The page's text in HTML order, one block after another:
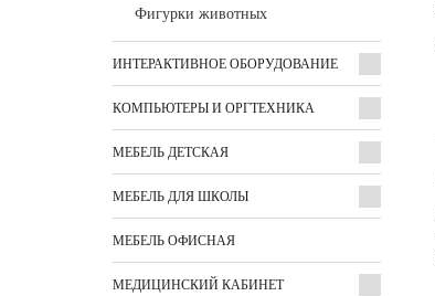
Фигурки животных
ИНТЕРАКТИВНОЕ ОБОРУДОВАНИЕ
КОМПЬЮТЕРЫ И ОРГТЕХНИКА
МЕБЕЛЬ ДЕТСКАЯ
МЕБЕЛЬ ДЛЯ ШКОЛЫ
МЕБЕЛЬ ОФИСНАЯ
МЕДИЦИНСКИЙ КАБИНЕТ